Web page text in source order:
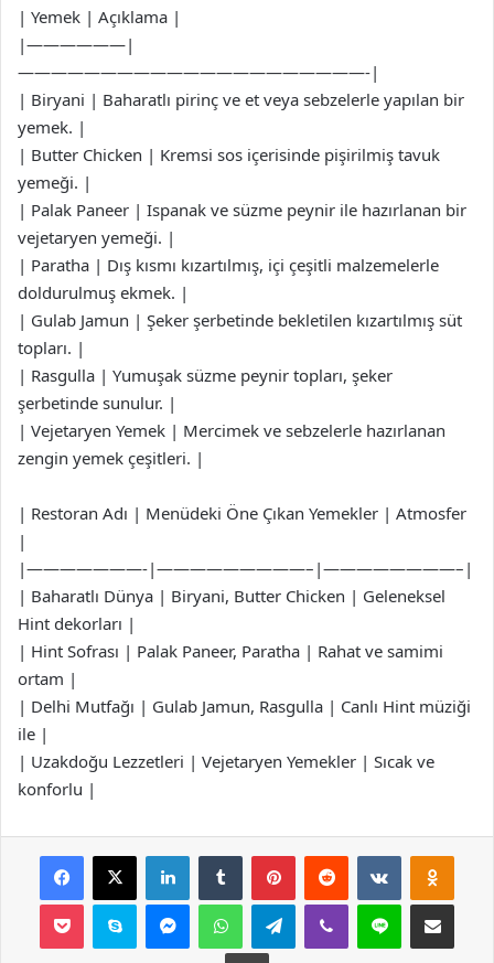
| Yemek | Açıklama |
|——————|
—————————————————————-|
| Biryani | Baharatlı pirinç ve et veya sebzelerle yapılan bir
yemek. |
| Butter Chicken | Kremsi sos içerisinde pişirilmiş tavuk
yemeği. |
| Palak Paneer | Ispanak ve süzme peynir ile hazırlanan bir
vejetaryen yemeği. |
| Paratha | Dış kısmı kızartılmış, içi çeşitli malzemelerle
doldurulmuş ekmek. |
| Gulab Jamun | Şeker şerbetinde bekletilen kızartılmış süt
topları. |
| Rasgulla | Yumuşak süzme peynir topları, şeker
şerbetinde sunulur. |
| Vejetaryen Yemek | Mercimek ve sebzelerle hazırlanan
zengin yemek çeşitleri. |
| Restoran Adı | Menüdeki Öne Çıkan Yemekler | Atmosfer
|
|———————-|—————————–|————————–|
| Baharatlı Dünya | Biryani, Butter Chicken | Geleneksel
Hint dekorları |
| Hint Sofrası | Palak Paneer, Paratha | Rahat ve samimi
ortam |
| Delhi Mutfağı | Gulab Jamun, Rasgulla | Canlı Hint müziği
ile |
| Uzakdoğu Lezzetleri | Vejetaryen Yemekler | Sıcak ve
konforlu |
Facebook
X LinkedInTumblr PinterestReddit VKontakte
Pocket Skype MessengerWhatsAppTelegramViber Line E-Posta ile
Yazdır